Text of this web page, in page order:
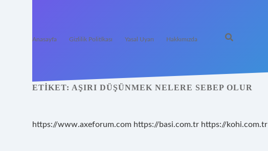
Anasayfa Gizlilik Politikası Yasal Uyarı Hakkımızda
ETIKET: AŞIRI DÜŞÜNMEK NELERE SEBEP OLUR
https://www.axeforum.com https://basi.com.tr https://kohi.com.tr